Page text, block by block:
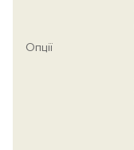
Опції